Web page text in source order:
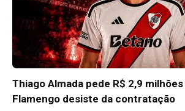
Thiago Almada pede R$ 2,9
Flamengo desiste da contratação